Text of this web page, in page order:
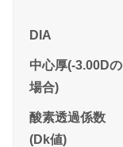
DIA
中心厚(-3.00Dの
場合)
酸素透過係数
(Dk値)